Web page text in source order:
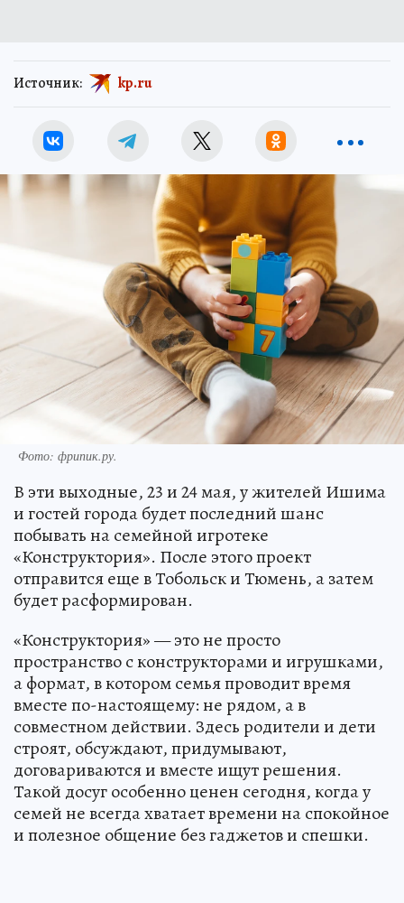
Источник: kp.ru
Фото: фрипик.ру.
В эти выходные, 23 и 24 мая, у жителей Ишима
и гостей города будет последний шанс
побывать на семейной игротеке
«Конструктория». После этого проект
отправится еще в Тобольск и Тюмень, а затем
будет расформирован.
«Конструктория» — это не просто
пространство с конструкторами и игрушками,
а формат, в котором семья проводит время
вместе по-настоящему: не рядом, а в
совместном действии. Здесь родители и дети
строят, обсуждают, придумывают,
договариваются и вместе ищут решения.
Такой досуг особенно ценен сегодня, когда у
семей не всегда хватает времени на спокойное
и полезное общение без гаджетов и спешки.